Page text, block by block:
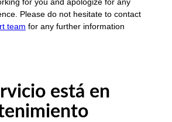
Please do not hesitate to contact
team for any further information
está en